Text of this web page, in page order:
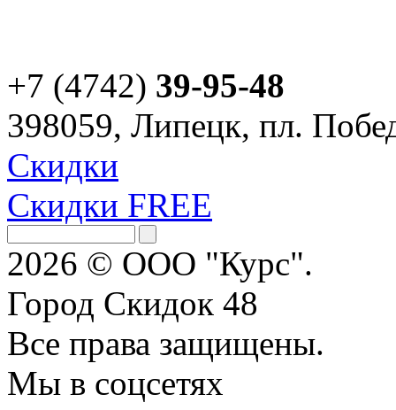
+7 (4742) 39-95-48
398059, Липецк, пл.
Скидки
Скидки FREE
2026 © ООО "Курс".
Город Скидок 48
Все права защищены.
Мы в соцсетях